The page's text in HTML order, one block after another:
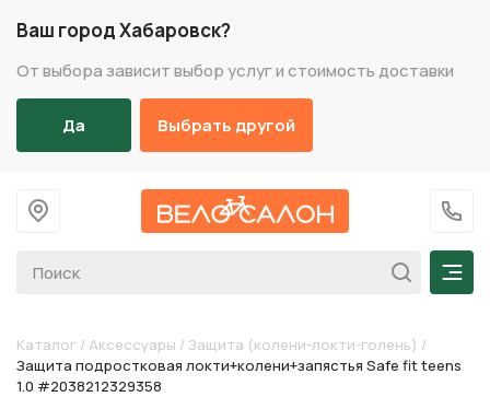
Ваш город Хабаровск?
От выбора зависит выбор услуг и стоимость доставки
Да Выбрать другой
На главную
+7
Каталог / Аксессуары / Защита (колени-локти-голень) /
Защита подростковая локти+колени+запястья Safe fit teens
1.0 #2038212329358